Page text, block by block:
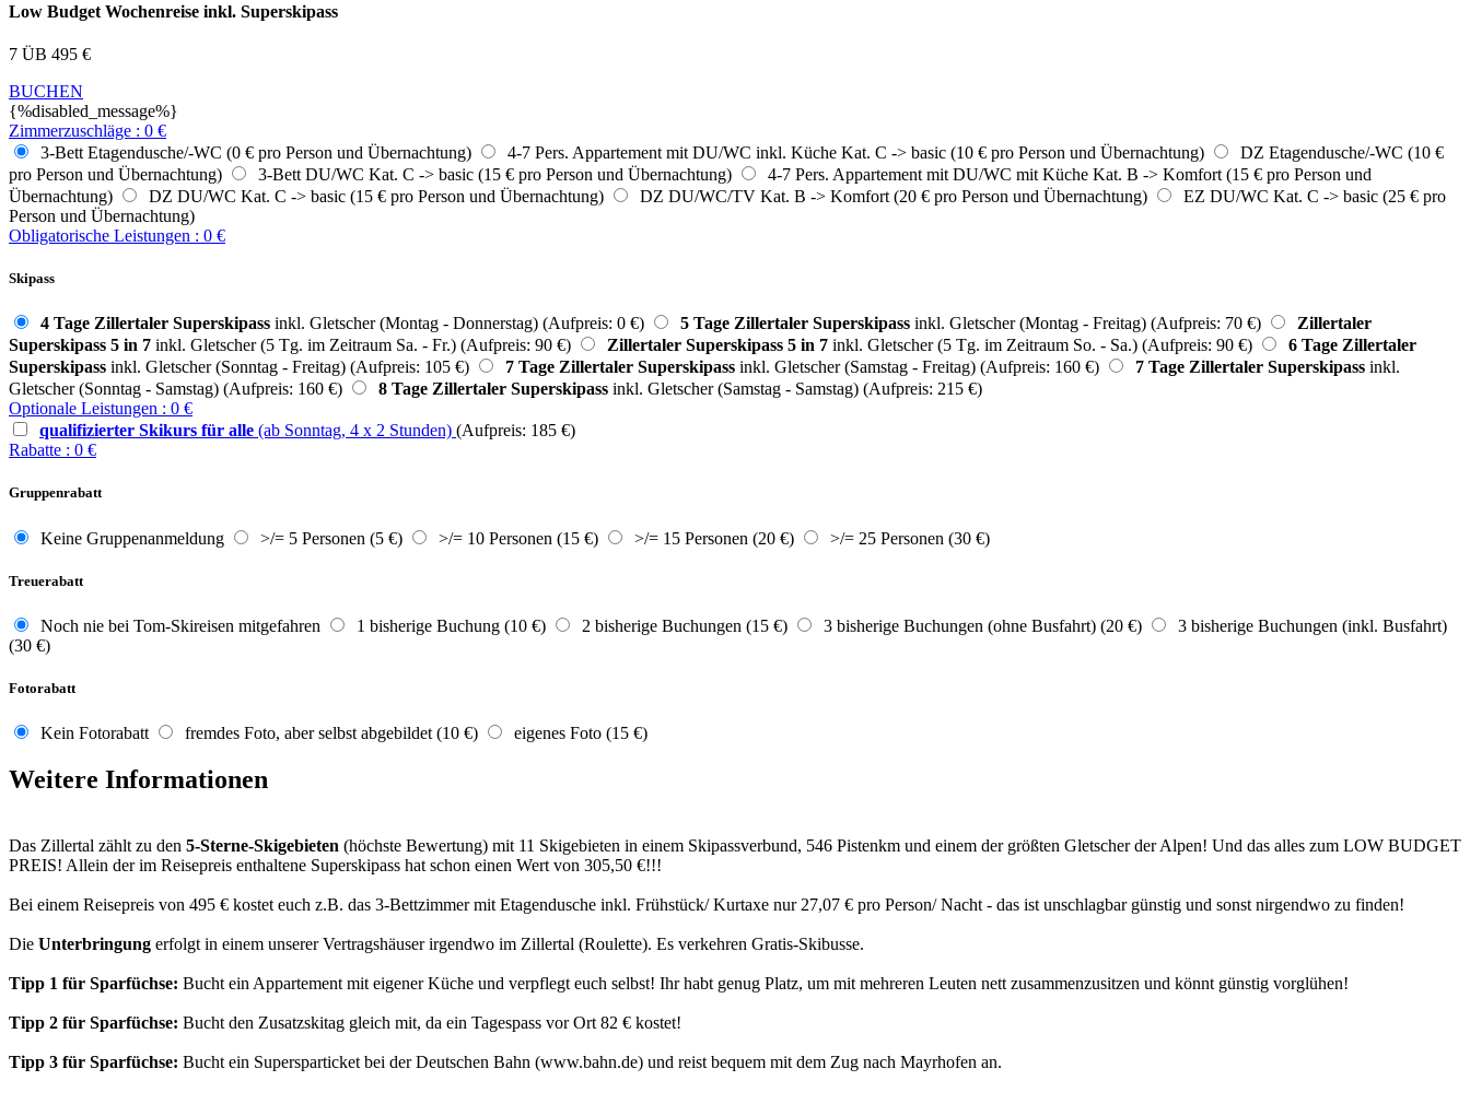
Low Budget Wochenreise inkl. Superskipass
7 ÜB 495 €
BUCHEN
{%disabled_message%}
Zimmerzuschläge : 0 €
3-Bett Etagendusche/-WC (0 € pro Person und Übernachtung)
4-7 Pers. Appartement mit DU/WC inkl. Küche Kat. C -> basic (10 € pro Person und Übernachtung)
DZ Etagendusche/-WC (10 €
pro Person und Übernachtung)
3-Bett DU/WC Kat. C -> basic (15 € pro Person und Übernachtung)
4-7 Pers. Appartement mit DU/WC mit Küche Kat. B -> Komfort (15 € pro Person und
Übernachtung)
DZ DU/WC Kat. C -> basic (15 € pro Person und Übernachtung) DZ DU/WC/TV Kat. B -> Komfort (20 € pro Person und Übernachtung)
EZ DU/WC Kat. C -> basic (25 € pro
Person und Übernachtung)
Obligatorische Leistungen : 0 €
Skipass
4 Tage Zillertaler Superskipass inkl. Gletscher (Montag - Donnerstag) (Aufpreis: 0 €) 5 Tage Zillertaler Superskipass inkl. Gletscher (Montag - Freitag) (Aufpreis: 70 €)
Zillertaler
Superskipass 5 in 7 inkl. Gletscher (5 Tg. im Zeitraum Sa. - Fr.) (Aufpreis: 90 €) Zillertaler Superskipass 5 in 7 inkl. Gletscher (5 Tg. im Zeitraum So. - Sa.) (Aufpreis: 90 €)
6 Tage Zillertaler
Superskipass inkl. Gletscher (Sonntag - Freitag) (Aufpreis: 105 €) 7 Tage Zillertaler Superskipass inkl. Gletscher (Samstag - Freitag) (Aufpreis: 160 €) 7 Tage Zillertaler Superskipass inkl.
Gletscher (Sonntag - Samstag) (Aufpreis: 160 €)
8 Tage Zillertaler Superskipass inkl. Gletscher (Samstag - Samstag) (Aufpreis: 215 €)
Optionale Leistungen : 0 €
qualifizierter Skikurs für alle (ab Sonntag, 4 x 2 Stunden) (Aufpreis: 185 €)
Rabatte : 0 €
Gruppenrabatt
Keine Gruppenanmeldung >/= 5 Personen (5 €) >/= 10 Personen (15 €) >/= 15 Personen (20 €) >/= 25 Personen (30 €)
Treuerabatt
Noch nie bei Tom-Skireisen mitgefahren 1 bisherige Buchung (10 €) 2 bisherige Buchungen (15 €) 3 bisherige Buchungen (ohne Busfahrt) (20 €)
3 bisherige Buchungen (inkl. Busfahrt)
(30 €)
Fotorabatt
Kein Fotorabatt fremdes Foto, aber selbst abgebildet (10 €) eigenes Foto (15 €)
Weitere Informationen
Das Zillertal zählt zu den 5-Sterne-Skigebieten (höchste Bewertung) mit 11 Skigebieten in einem Skipassverbund, 546 Pistenkm und einem der größten Gletscher der Alpen! Und das alles zum LOW BUDGET
PREIS! Allein der im Reisepreis enthaltene Superskipass hat schon einen Wert von 305,50 €!!!
Bei einem Reisepreis von 495 € kostet euch z.B. das 3-Bettzimmer mit Etagendusche inkl. Frühstück/ Kurtaxe nur 27,07 € pro Person/ Nacht - das ist unschlagbar günstig und sonst nirgendwo zu finden!
Die Unterbringung erfolgt in einem unserer Vertragshäuser irgendwo im Zillertal (Roulette). Es verkehren Gratis-Skibusse.
Tipp 1 für Sparfüchse: Bucht ein Appartement mit eigener Küche und verpflegt euch selbst! Ihr habt genug Platz, um mit mehreren Leuten nett zusammenzusitzen und könnt günstig vorglühen!
Tipp 2 für Sparfüchse: Bucht den Zusatzskitag gleich mit, da ein Tagespass vor Ort 82 € kostet!
Tipp 3 für Sparfüchse: Bucht ein Supersparticket bei der Deutschen Bahn (www.bahn.de) und reist bequem mit dem Zug nach Mayrhofen an.